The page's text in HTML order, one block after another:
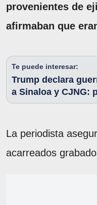
provenientes de
afirmaban que
Te puede interesar:
Trump declara
a Sinaloa y CJNG:
La periodista
acarreados